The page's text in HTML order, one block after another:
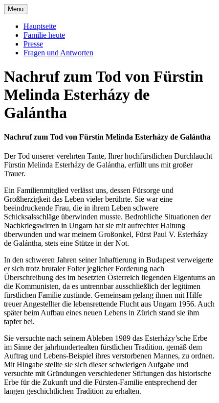
Skip
to
content
Familie Esterházy de Galantha
Galantha
Menu
Hauptseite
Familie heute
Presse
Fragen und Antworten
Nachruf zum Tod von Fürstin
Melinda Esterházy de
Galántha
Nachruf zum Tod von Fürstin Melinda Esterházy de Galántha
Der Tod unserer verehrten Tante, Ihrer hochfürstlichen Durchlaucht
Fürstin Melinda Esterházy de Galántha, erfüllt uns mit großer
Trauer.
Ein Familienmitglied verlässt uns, dessen Fürsorge und
Großherzigkeit das Leben vieler berührte. Sie war eine
beeindruckende Frau, die in ihrem Leben schwere
Schicksalsschläge überwinden musste. Bedrohliche Situationen der
Nachkriegswirren in Ungarn hat sie mit aufrechter Haltung
überwunden und war meinem Großonkel, Fürst Paul V. Esterházy
de Galántha, stets eine Stütze in der Not.
In den schweren Jahren seiner Inhaftierung in Budapest verweigerte
er sich trotz brutaler Folter jeglicher Forderung nach
Überschreibung des im besetzten Österreich liegenden Eigentums an
die Kommunisten, da es untrennbar ausschließlich der legitimen
fürstlichen Familie zustünde. Gemeinsam gelang ihnen mit Hilfe
treuer Angestellter die lebensrettende Flucht aus Ungarn 1956. Auch
später beim Aufbau eines neuen Lebens in Zürich stand sie ihm
tapfer bei.
Sie versuchte nach seinem Ableben 1989 das Esterházy’sche Erbe
im Sinne der jahrhundertealten fürstlichen Tradition, gemäß dem
Auftrag und Lebens-Beispiel ihres verstorbenen Mannes, zu ordnen.
Mit Hingabe stellte sie sich dieser schwierigen Aufgabe und
versuchte mit Gründungen verschiedener Stiftungen das historische
Erbe für die Zukunft und die Fürsten-Familie entsprechend der
langen geschichtlichen Tradition zu erhalten.